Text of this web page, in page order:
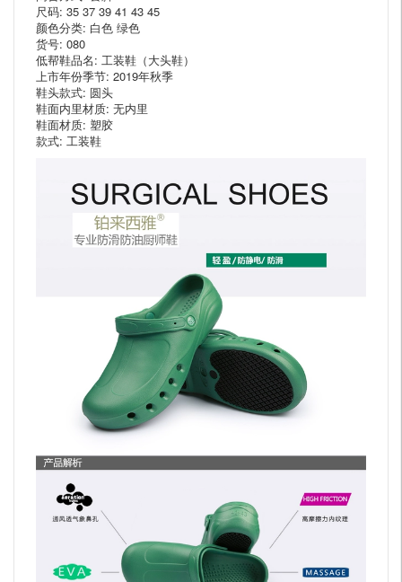
尺码: 35 37 39 41 43 45
颜色分类: 白色 绿色
货号: 080
低帮鞋品名: 工装鞋（大头鞋）
上市年份季节: 2019年秋季
鞋头款式: 圆头
鞋面内里材质: 无内里
鞋面材质: 塑胶
款式: 工装鞋